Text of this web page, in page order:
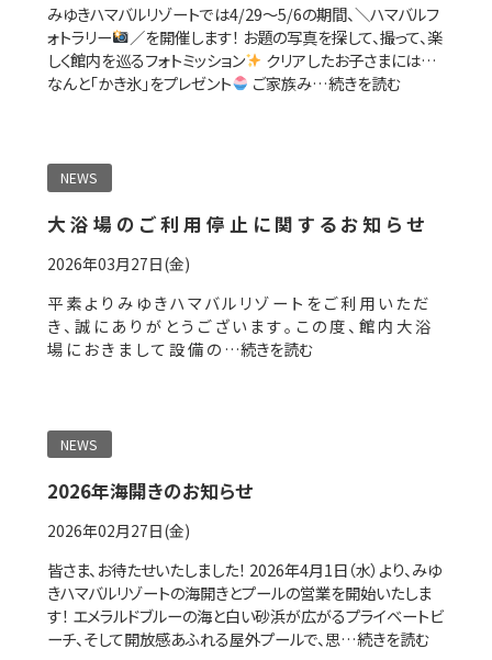
みゆきハマバルリゾートでは4/29〜5/6の期間、＼ハマバルフ
ォトラリー
／を開催します！ お題の写真を探して、撮って、楽
しく館内を巡るフォトミッション
クリアしたお子さまには…
なんと「かき氷」をプレゼント
ご家族み…続きを読む
NEWS
大 浴 場 の ご 利 用 停 止 に 関 す る お 知 ら せ
2026年03月27日(金)
平 素 よ り み ゆ き ハ マ バ ル リ ゾ ー ト を ご 利 用 い た だ
き 、 誠 に あ り が と う ご ざ い ま す 。 こ の 度 、 館 内 大 浴
場 に お き ま し て 設 備 の …続きを読む
NEWS
2026年海開きのお知らせ
2026年02月27日(金)
皆さま、お待たせいたしました！ 2026年4月1日（水）より、みゆ
きハマバルリゾートの海開きとプールの営業を開始いたしま
す！ エメラルドブルーの海と白い砂浜が広がるプライベートビ
ーチ、そして開放感あふれる屋外プールで、思…続きを読む